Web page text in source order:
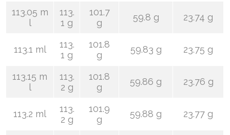
113.05 m
l
113.
1 g
101.7
g
59.8 g 23.74 g
113.1 ml
113.
1 g
101.8
g
59.83 g 23.75 g
113.15 m
l
113.
2 g
101.8
g
59.86 g 23.76 g
113.2 ml
113.
2 g
101.9
g
59.88 g 23.77 g